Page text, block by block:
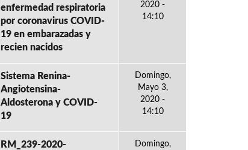
enfermedad respiratoria
por coronavirus COVID-
19 en embarazadas y
recien nacidos
2020 -
14:10
Sistema Renina-
Angiotensina-
Aldosterona y COVID-
19
Domingo,
Mayo 3,
2020 -
14:10
RM_239-2020-
Domingo,